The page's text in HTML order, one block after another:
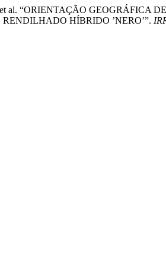
et al. “ORIENTAÇÃO GEOGRÁFICA
HÍBRIDO ’NERO’”.